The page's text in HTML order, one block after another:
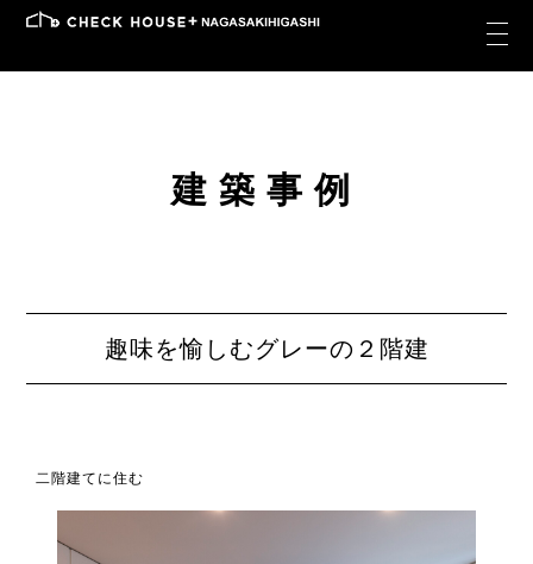
建築事例
趣味を愉しむグレーの２階建
二階建てに住む